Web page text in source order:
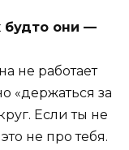
будто они —
не работает
«держаться за
Если ты не
не про тебя.